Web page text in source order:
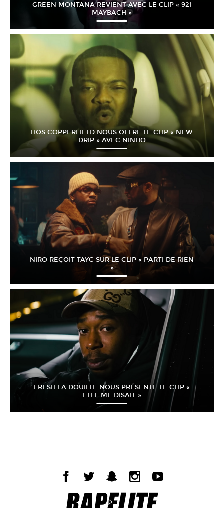
GREEN MONTANA REVIENT AVEC LE CLIP « 92I
MAYBACH »
HÖS COPPERFIELD NOUS OFFRE LE CLIP « NEW
DRIP » AVEC NINHO
NIRO REÇOIT TAYC SUR LE CLIP « PARTI DE RIEN
»
FRESH LA DOUILLE NOUS PRÉSENTE LE CLIP «
ELLE ME DISAIT »